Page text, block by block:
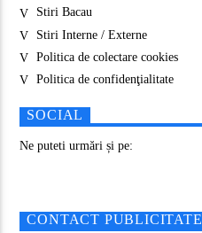
Stiri Bacau
Stiri Interne / Externe
Politica de colectare cookies
Politica de confidenţialitate
SOCIAL
Ne puteti urmări și pe:
CONTACT PUBLICITATE